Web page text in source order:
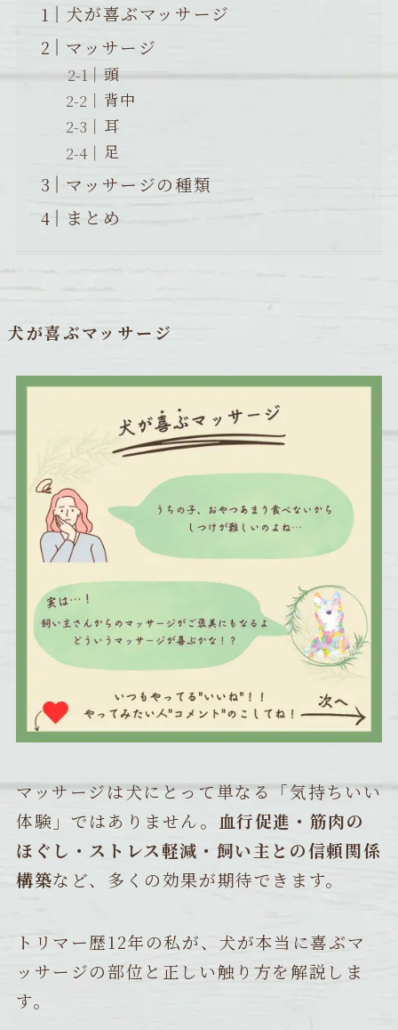
犬が喜ぶマッサージ
マッサージ
頭
背中
耳
足
マッサージの種類
まとめ
犬が喜ぶマッサージ
マッサージは犬にとって単なる「気持ちいい
体験」ではありません。 血行促進・筋肉の
ほぐし・ストレス軽減・飼い主との信頼関係
構築など、多くの効果が期待できます。
トリマー歴12年の私が、犬が本当に喜ぶマ
ッサージの部位と正しい触り方を解説しま
す。